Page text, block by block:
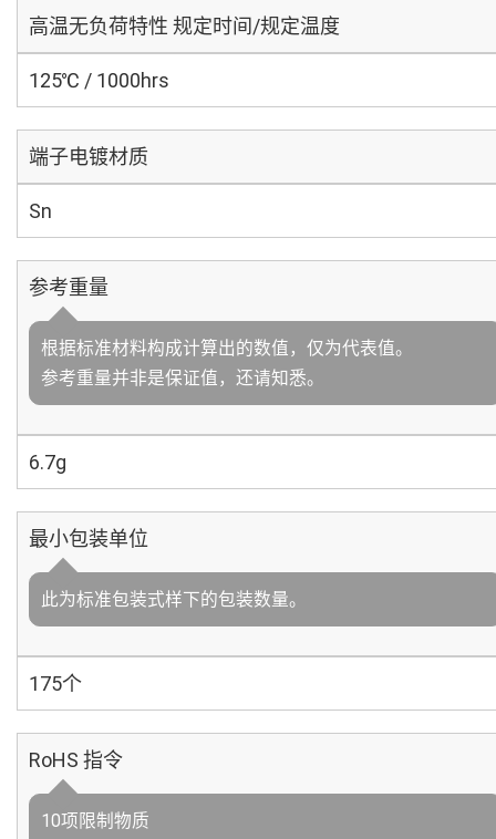
高温无负荷特性 规定时间/规定温度
125℃ / 1000hrs
端子电镀材质
Sn
参考重量
根据标准材料构成计算出的数值，仅为代表值。
参考重量并非是保证值，还请知悉。
6.7g
最小包装单位
此为标准包装式样下的包装数量。
175个
RoHS 指令
10项限制物质